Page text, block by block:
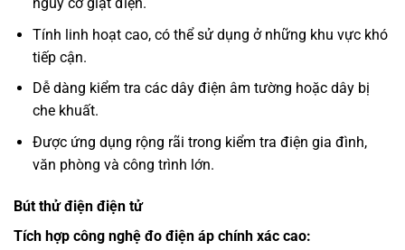
Tính linh hoạt cao, có thể sử dụng ở những khu vực khó
tiếp cận.
Dễ dàng kiểm tra các dây điện âm tường hoặc dây bị
che khuất.
Được ứng dụng rộng rãi trong kiểm tra điện gia đình,
văn phòng và công trình lớn.
Bút thử điện điện tử
Tích hợp công nghệ đo điện áp chính xác cao: